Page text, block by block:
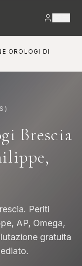
OROLOGI DI
)
Brescia
Periti
AP, Omega,
gratuita